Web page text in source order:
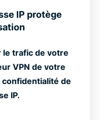
IP protège
le trafic de votre
VPN de votre
de
IP.